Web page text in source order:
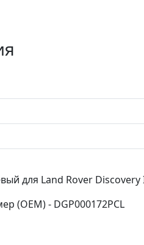
для Land Rover
(OEM) - DGP000172PCL